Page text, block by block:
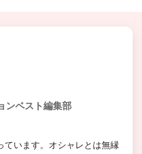
ンベスト編集部
ています。オシャレとは無縁